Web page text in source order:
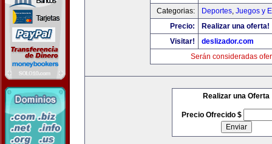
Categorias:
Deportes, Juegos y
Precio:
Realizar una oferta!
Visitar!
deslizador.com
Serán consideradas
Realizar una Oferta
Precio Ofrecido $